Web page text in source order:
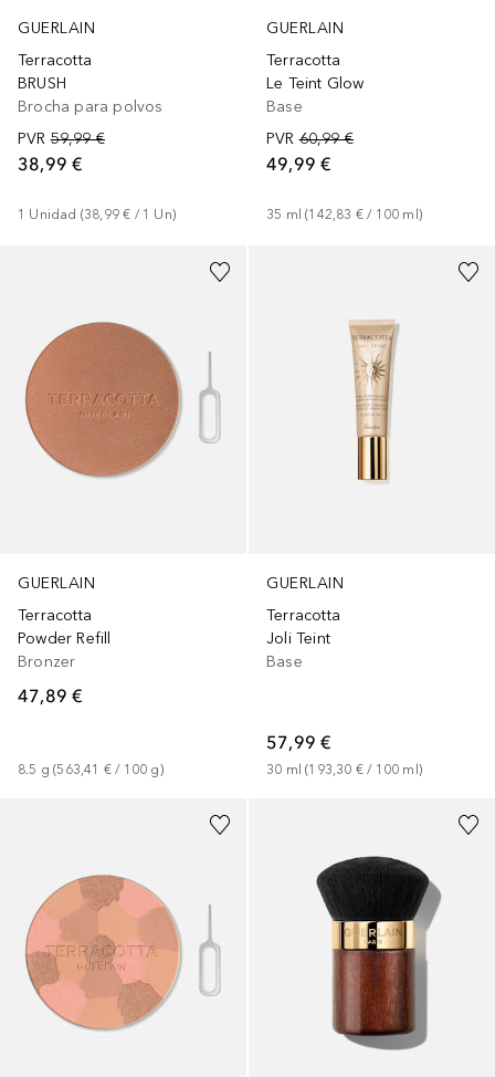
GUERLAIN
Terracotta
BRUSH
Brocha para polvos
PVR 59,99 €
38,99 €
1 Unidad (38,99 € / 1 Un)
GUERLAIN
Terracotta
Le Teint Glow
Base
PVR 60,99 €
49,99 €
35 ml (142,83 € / 100 ml )
GUERLAIN
Terracotta
Powder Refill
Bronzer
47,89 €
8.5 g (563,41 € / 100 g)
GUERLAIN
Terracotta
Joli Teint
Base
57,99 €
30 ml (193,30 € / 100 ml )